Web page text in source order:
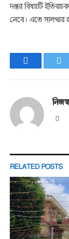
দপ্তর বিষয়টি
নেবে। এতে সালথার
Facebook
RELATED POSTS